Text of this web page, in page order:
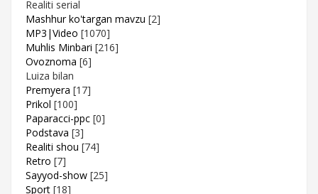
Realiti serial
Mashhur ko'targan mavzu [2]
MP3|Video [1070]
Muhlis Minbari [216]
Ovoznoma [6]
Luiza bilan
Premyera [17]
Prikol [100]
Paparacci-ppc [0]
Podstava [3]
Realiti shou [74]
Retro [7]
Sayyod-show [25]
Sport [18]